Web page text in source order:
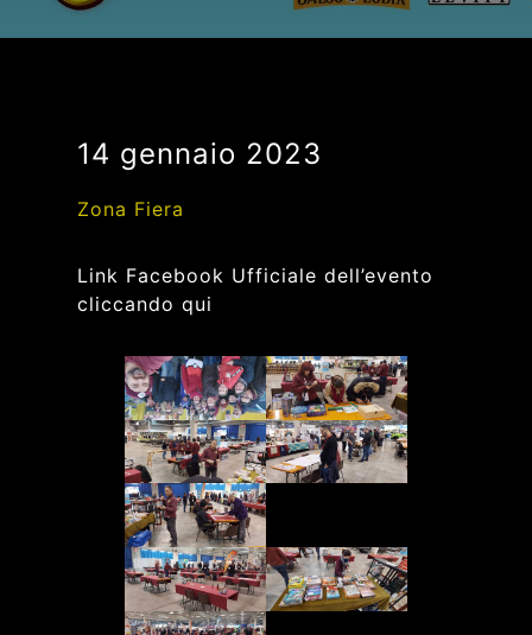
14 gennaio 2023
Zona Fiera
Link Facebook Ufficiale dell’evento
cliccando qui